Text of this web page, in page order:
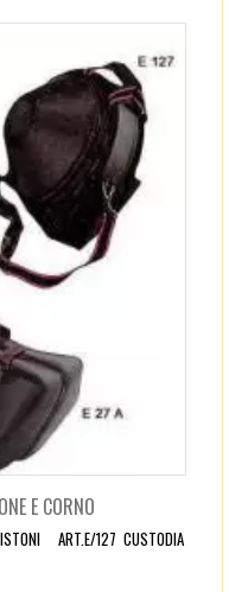
E CORNO
ART.E/127 CUSTODIA